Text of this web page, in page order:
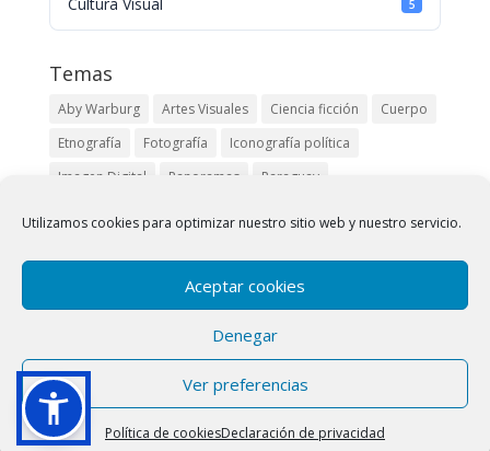
Utilizamos cookies para optimizar nuestro sitio web y nuestro servicio.
Aceptar cookies
Denegar
Ver preferencias
Política de cookiesDeclaración de privacidad
5
Temas
Aby Warburg Artes Visuales Ciencia ficción
Cuerpo
Etnografía
Fotografía
Iconografía política
Imagen Digital
Panoramas
Paraguay